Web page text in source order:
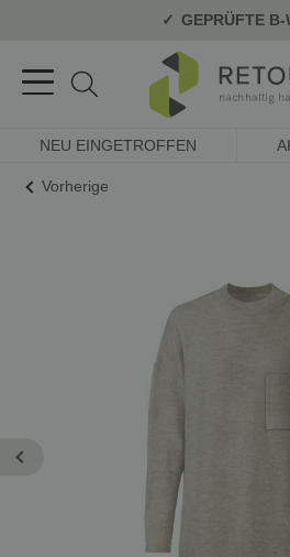
GEPRÜFTE B-
NEU EINGETROFFEN
Vorherige